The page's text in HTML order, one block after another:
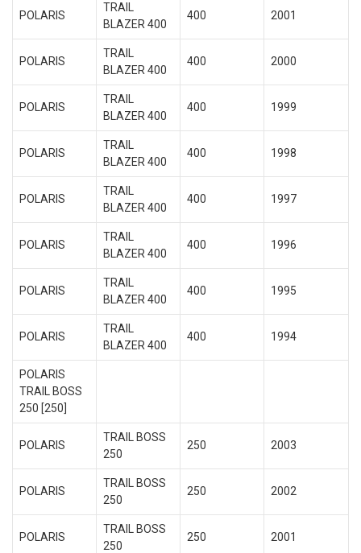
POLARIS
TRAIL
BLAZER 400
400 2001
POLARIS
TRAIL
BLAZER 400
400 2000
POLARIS
TRAIL
BLAZER 400
400 1999
POLARIS
TRAIL
BLAZER 400
400 1998
POLARIS
TRAIL
BLAZER 400
400 1997
POLARIS
TRAIL
BLAZER 400
400 1996
POLARIS
TRAIL
BLAZER 400
400 1995
POLARIS
TRAIL
BLAZER 400
400 1994
POLARIS
TRAIL BOSS
250 [250]
POLARIS
TRAIL BOSS
250
250 2003
POLARIS
TRAIL BOSS
250
250 2002
POLARIS
TRAIL BOSS
250
250 2001